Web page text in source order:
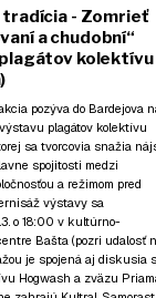
tradícia - Zomrieť
a chudobní“
kolektívu
pozýva do Bardejova
plagátov kolektívu
sa tvorcovia snažia
spojitosti medzi
a režimom pred
výstavy sa
o 18:00 v kultúrno-
Bašta (pozri udalosť
je spojená aj diskusia s
Hogwash a zväzu